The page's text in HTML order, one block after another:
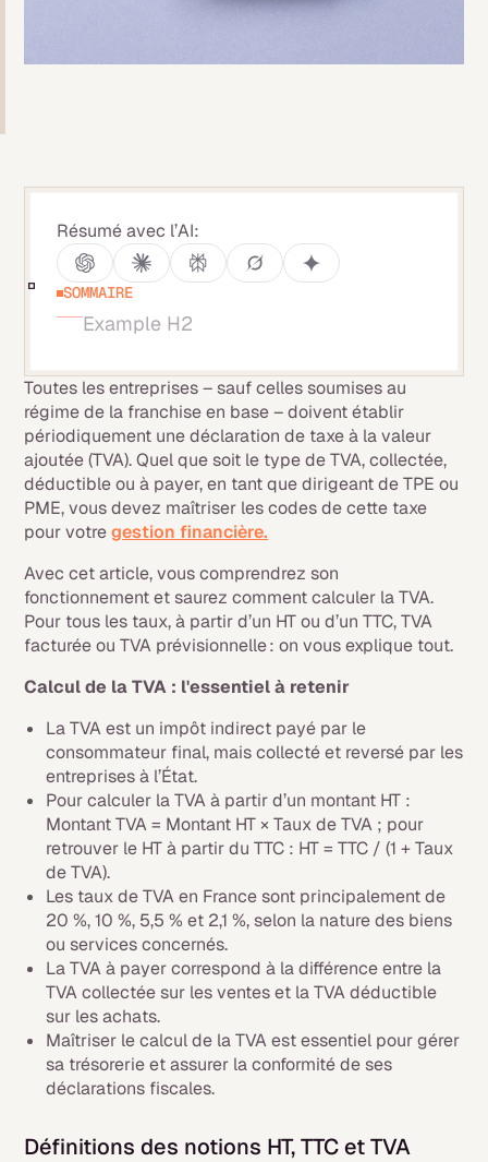
Résumé avec l’AI:
SOMMAIRE
Example H2
Toutes les entreprises – sauf celles soumises au
régime de la franchise en base – doivent établir
périodiquement une déclaration de taxe à la valeur
ajoutée (TVA). Quel que soit le type de TVA, collectée,
déductible ou à payer, en tant que dirigeant de TPE ou
PME, vous devez maîtriser les codes de cette taxe
pour votregestion financière.
Avec cet article, vous comprendrez son
fonctionnement et saurez comment calculer la TVA.
Pour tous les taux, à partir d’un HT ou d’un TTC, TVA
facturée ou TVA prévisionnelle : on vous explique tout.
Calcul de la TVA : l'essentiel à retenir
La TVA est un impôt indirect payé par le
consommateur final, mais collecté et reversé par les
entreprises à l’État.
Pour calculer la TVA à partir d’un montant HT :
Montant TVA = Montant HT × Taux de TVA ; pour
retrouver le HT à partir du TTC : HT = TTC / (1 + Taux
de TVA).
Les taux de TVA en France sont principalement de
20 %, 10 %, 5,5 % et 2,1 %, selon la nature des biens
ou services concernés.
La TVA à payer correspond à la différence entre la
TVA collectée sur les ventes et la TVA déductible
sur les achats.
Maîtriser le calcul de la TVA est essentiel pour gérer
sa trésorerie et assurer la conformité de ses
déclarations fiscales.
Définitions des notions HT, TTC et TVA